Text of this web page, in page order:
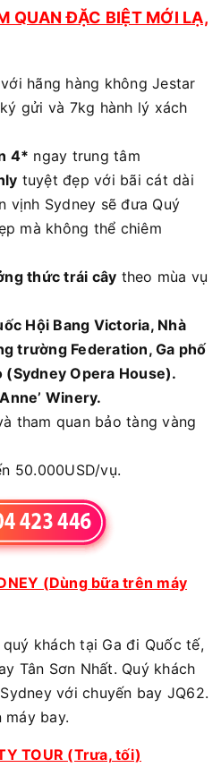
QUAN ĐẶC BIỆT MỚI LẠ,
hãng hàng không Jestar
gửi và 7kg hành lý xách
4* ngay trung tâm
tuyệt đẹp với bãi cát dài
vịnh Sydney sẽ đưa Quý
mà không thể chiêm
thức trái cây theo mùa vụ
Hội Bang Victoria, Nhà
trường Federation, Ga phố
(Sydney Opera House).
Winery.
tham quan bảo tàng vàng
50.000USD/vụ.
(Dùng bữa trên máy
khách tại Ga đi Quốc tế,
Tân Sơn Nhất. Quý khách
với chuyến bay JQ62.
máy bay.
TOUR (Trưa, tối)